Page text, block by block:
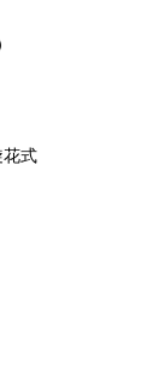
式